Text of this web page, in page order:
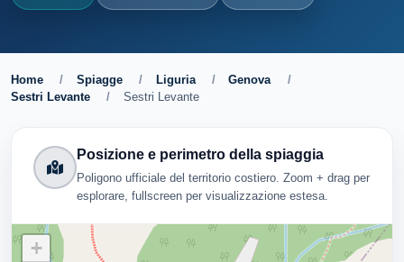
Home / Spiagge / Liguria / Genova
/
Sestri Levante
/ Sestri Levante
Posizione e perimetro della spiaggia
Poligono ufficiale del territorio costiero. Zoom + drag per
esplorare, fullscreen per visualizzazione estesa.
+